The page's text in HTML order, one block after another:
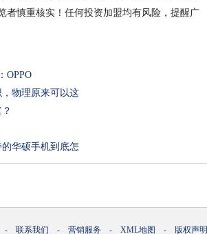
者慎重核实！任何投资加盟均有风险，提醒广
OPPO
物理原来可以这
华硕手机到底怎
- 联系我们 - 营销服务 - XML地图 - 版权声明